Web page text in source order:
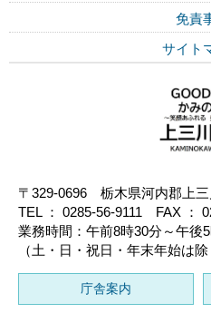
免責
サイト
〒329-0696 栃木県河内郡上
TEL ： 0285-56-9111 FAX ：
業務時間：午前8時30分～午後
（土・日・祝日・年末年始は除
庁舎案内